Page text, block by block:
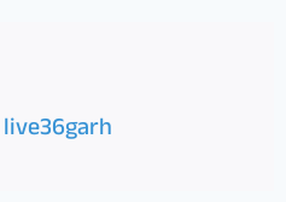
live36garh